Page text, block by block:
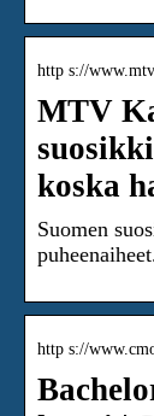
http s://
MTV
koska
Suomen
http s://